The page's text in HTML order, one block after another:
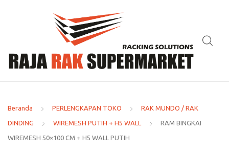
Beranda PERLENGKAPAN TOKO RAK MUNDO / RAK
DINDING WIREMESH PUTIH + H5 WALL RAM BINGKAI
WIREMESH 50×100 CM + H5 WALL PUTIH